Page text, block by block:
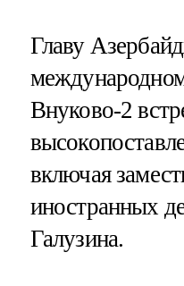
Главу
Внуково-2
включая
иностранных
Галузина.